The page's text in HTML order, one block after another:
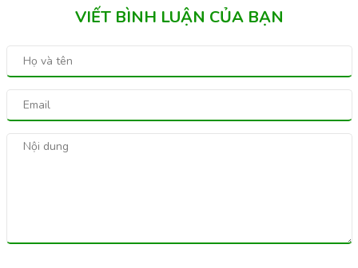
VIẾT BÌNH LUẬN CỦA BẠN